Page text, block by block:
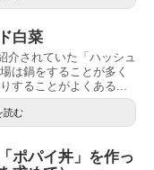
白菜
介されていた「ハッシュ
は鍋をすることが多く
することがよくある...
読む
ポパイ丼」を作っ